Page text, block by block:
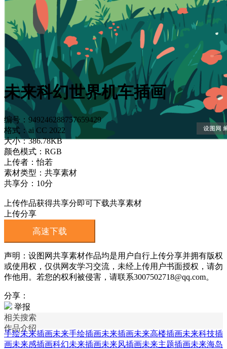
未来科幻世界机车插画
编号：949246288757659429
格式：ai CC 2022
大小：386.78KB
颜色模式：RGB
上传者：怡若
素材类型：共享素材
共享分：10分
上传作品获得共享分即可下载共享素材
上传分享
高速下载
声明：设图网共享素材作品均是用户自行上传分享并拥有版权
或使用权，仅供网友学习交流，未经上传用户书面授权，请勿
作他用。若您的权利被侵害，请联系3007502718@qq.com。
分享：
举报
相关搜索
作品介绍
手绘未来插画未来手绘插画未来插画未来高楼插画未来科技插
画未来感插画科幻未来插画未来风插画未来主题插画未来海岛